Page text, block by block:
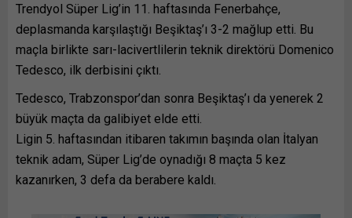
Trendyol Süper Lig’in 11. haftasında Fenerbahçe,
deplasmanda karşılaştığı Beşiktaş’ı 3-2 mağlup etti. Bu
maçla birlikte sarı-lacivertlilerin teknik direktörü Domenico
Tedesco, ilk derbisini çıktı.
Tedesco, Trabzonspor’dan sonra Beşiktaş’ı da yenerek 2
büyük maçta da galibiyet elde etti.
Ligin 5. haftasından itibaren takımın başında olan İtalyan
teknik adam, Süper Lig’de oynadığı 8 maçta 5 kez
kazanırken, 3 defa da berabere kaldı.